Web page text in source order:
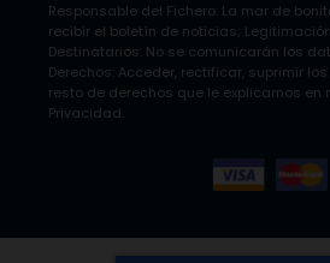
Responsable del Fichero: La mar de
recibir el boletín de noticias;
Destinatarios: No se comunicarán los
Derechos: Acceder, rectificar, suprimir
resto de derechos que le explicamos en
Privacidad.